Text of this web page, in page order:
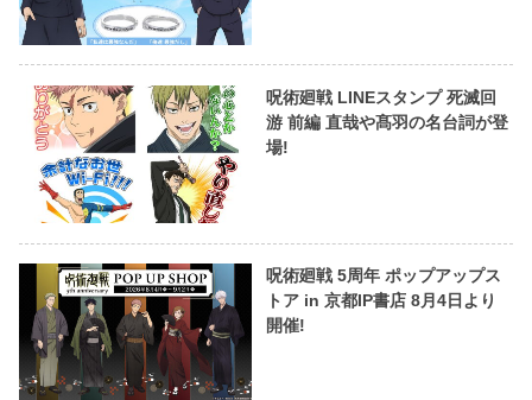
呪術廻戦 LINEスタンプ 死滅回
游 前編 直哉や髙羽の名台詞が登
場!
呪術廻戦 5周年 ポップアップス
トア in 京都IP書店 8月4日より
開催!